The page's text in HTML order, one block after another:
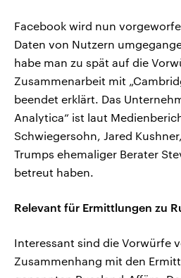
Facebook wird nun
Daten von Nutzern
habe man zu spät auf die
Zusammenarbeit mit
beendet erklärt. Das
Analytica“ ist laut
Schwiegersohn, Jared
Trumps ehemaliger Berater
betreut haben.
Relevant für Ermittlungen zu
Interessant sind die Vorwürfe
Zusammenhang mit den